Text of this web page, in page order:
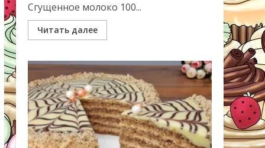
Сгущенное молоко 100...
Читать далее